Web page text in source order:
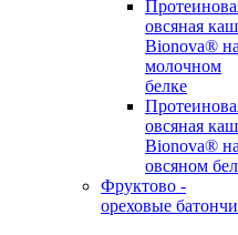
овсяная
Bionova® на
молочном
белке
овсяная
Bionova® на
овсяном
Фруктово -
ореховые